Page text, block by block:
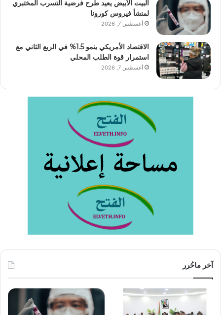
البيت الأبيض يعيد طرح فرضية التسرب المختبري
لمنشأ فيروس كورونا
أغسطس 7, 2026
الاقتصاد الأمريكي ينمو 1.5% في الربع الثاني مع
استمرار قوة الطلب المحلي
أغسطس 7, 2026
آخر ماحُرر